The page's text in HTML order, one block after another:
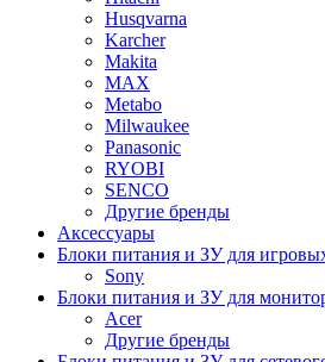
Husqvarna
Karcher
Makita
MAX
Metabo
Milwaukee
Panasonic
RYOBI
SENCO
Другие бренды
Аксессуары
Блоки питания и ЗУ для
Sony
Блоки питания и ЗУ для
Acer
Другие бренды